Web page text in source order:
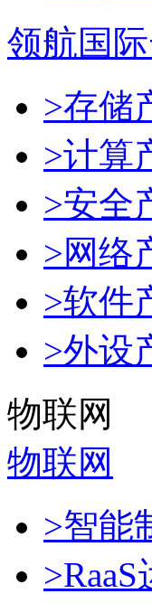
领航国
>存储
>计算
>安全
>网络
>软件
>外设
物联网
物联网
>智能